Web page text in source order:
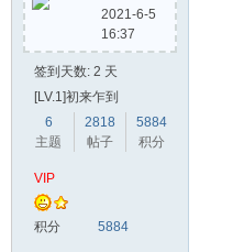
2021-6-5
16:37
签到天数: 2 天
[LV.1]初来乍到
6
主题
2818
帖子
5884
积分
VIP
积分 5884